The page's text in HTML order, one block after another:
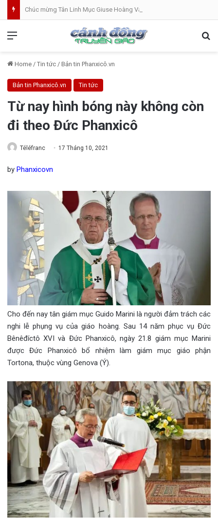
Home / Tin tức / Bản tin Phanxicô.vn
Bản tin Phanxicô.vn Tin tức
Từ nay hình bóng này không còn
đi theo Đức Phanxicô
Téléfranc 17 Tháng 10, 2021
by Phanxicovn
Cho đến nay tân giám mục Guido Marini là người đảm trách các
nghi lễ phụng vụ của giáo hoàng. Sau 14 năm phục vụ Đức
Bênêđíctô XVI và Đức Phanxicô, ngày 21.8 giám mục Marini
được Đức Phanxicô bổ nhiệm làm giám mục giáo phận
Tortona, thuộc vùng Genova (Ý).